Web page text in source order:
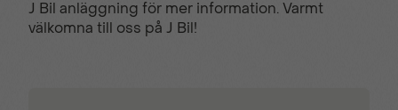
J Bil anläggning för mer information. Varmt
välkomna till oss på J Bil!